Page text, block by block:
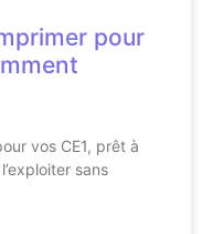
pour
vos CE1, prêt à
sans